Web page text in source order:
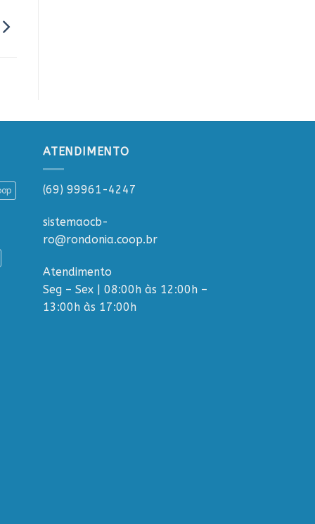
ATENDIMENTO
(69) 99961-4247
sistemaocb-
ro@rondonia.coop.br
Atendimento
Seg – Sex | 08:00h às 12:00h –
13:00h às 17:00h